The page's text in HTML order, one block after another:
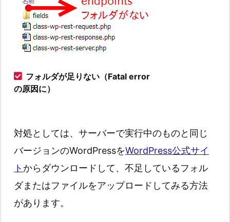
フォルダが足りない（Fatal error
の原因に）
対処としては、サーバーで実行中のものと同じ
バージョンのWordPressをWordPress公式サイ
トからダウンロードして、不足しているフォル
ダまたはファイルをアップロードしてみる方法
があります。